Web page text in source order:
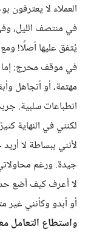
العملاء لا
في منتصف الليل،
يُتفق عليها أصلًا!
في موقف محرج: إما
مهتمة، أو أتجاهل
انطباعات سلبية.
لكنني في النهاية
لأنني ببساطة لا
جيدة. ورغم
لا أعرف كيف أضع
أو أبدو وكأنني غير
واستطاع التعامل